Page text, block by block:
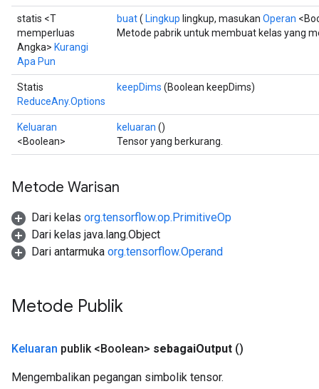
statis <T
memperluas
Angka> Kurangi
Apa Pun
buat( Lingkup lingkup, masukan Operan
Metode pabrik untuk membuat kelas yang
Statis
ReduceAny.Options
keepDims (Boolean keepDims)
Keluaran
<Boolean>
keluaran ()
Tensor yang berkurang.
Metode Warisan
Dari kelas org.tensorflow.op.PrimitiveOp
Dari kelas java.lang.Object
Dari antarmuka org.tensorflow.Operand
Metode Publik
Keluaran publik <Boolean> sebagaiOutput ()
Mengembalikan pegangan simbolik tensor.